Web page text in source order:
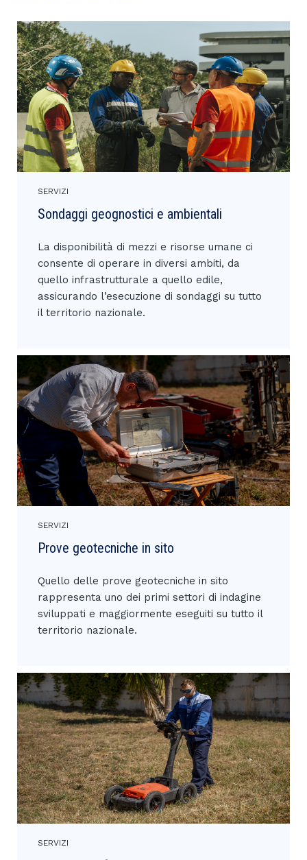
SERVIZI
Sondaggi geognostici e ambientali
La disponibilità di mezzi e risorse umane ci
consente di operare in diversi ambiti, da
quello infrastrutturale a quello edile,
assicurando l’esecuzione di sondaggi su tutto
il territorio nazionale.
SERVIZI
Prove geotecniche in sito
Quello delle prove geotecniche in sito
rappresenta uno dei primi settori di indagine
sviluppati e maggiormente eseguiti su tutto il
territorio nazionale.
SERVIZI